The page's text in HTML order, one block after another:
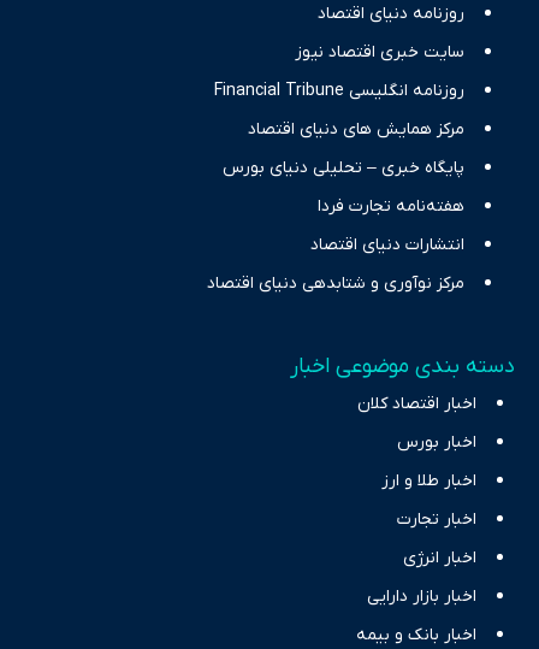
حرفه‌ای و روزآمد پوشش می‌دهیم.
روزنامه دنیای اقتصاد
سایت خبری اقتصاد نیوز
روزنامه انگلیسی Financial Tribune
مرکز همایش های دنیای اقتصاد
پایگاه خبری – تحلیلی دنیای بورس
هفته‌نامه تجارت فردا
انتشارات دنیای اقتصاد
مرکز نوآوری و شتابدهی دنیای اقتصاد
دسته بندی موضوعی اخبار
اخبار اقتصاد کلان
اخبار بورس
اخبار طلا و ارز
اخبار تجارت
اخبار انرژی
اخبار بازار دارایی
اخبار بانک و بیمه